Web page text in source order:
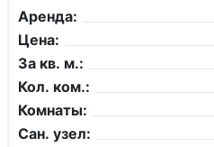
Аренда:
Цена:
За кв. м.:
Кол. ком.:
Комнаты:
Сан. узел: